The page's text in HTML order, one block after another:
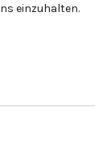
einzuhalten.